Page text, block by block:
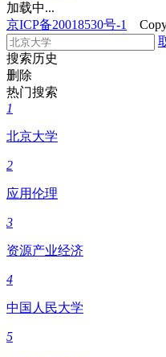
加载中...
京ICP备20018530号-1
搜索历史
删除
热门搜索
1
北京大学
2
应用伦理
3
资源产业经济
4
中国人民大学
5